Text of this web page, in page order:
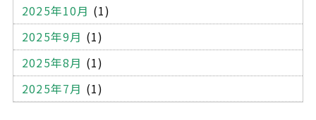
模様替え
引っ越し 学校 電球
中間処理
収集運搬
自己搬入 委託契約 処理業者
大阪
感染性廃棄物
廃棄方法 廃棄物の分類
排出事業者
リサイクル
マテリアルリサイクル
2025年10月 (1)
2025年9月 (1)
2025年8月 (1)
2025年7月 (1)